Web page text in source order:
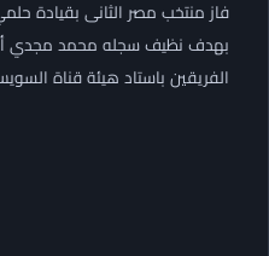
فاز منتخب مصر الثانى بقيادة
بهدف نظيف سجله محمد مجدي
الفريقين باستاد هيئة قناة